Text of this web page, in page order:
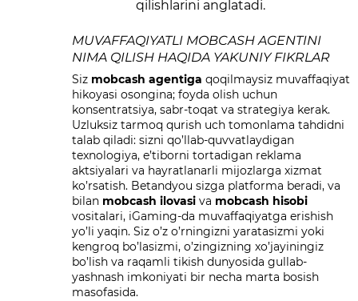
qilishlarini anglatadi.
MUVAFFAQIYATLI MOBCASH AGENTINI
NIMA QILISH HAQIDA YAKUNIY FIKRLAR
Siz mobcash agentiga qoqilmaysiz muvaffaqiyat
hikoyasi osongina; foyda olish uchun
konsentratsiya, sabr-toqat va strategiya kerak.
Uzluksiz tarmoq qurish uch tomonlama tahdidni
talab qiladi: sizni qo’llab-quvvatlaydigan
texnologiya, e’tiborni tortadigan reklama
aktsiyalari va hayratlanarli mijozlarga xizmat
ko’rsatish. Betandyou sizga platforma beradi, va
bilan mobcash ilovasi va mobcash hisobi
vositalari, iGaming-da muvaffaqiyatga erishish
yo’li yaqin. Siz o’z o’rningizni yaratasizmi yoki
kengroq bo’lasizmi, o’zingizning xo’jayiningiz
bo’lish va raqamli tikish dunyosida gullab-
yashnash imkoniyati bir necha marta bosish
masofasida.